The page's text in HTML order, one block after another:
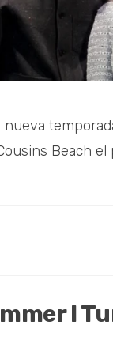
nueva
Beach
I